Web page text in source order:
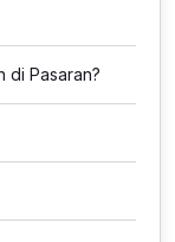
di Pasaran?